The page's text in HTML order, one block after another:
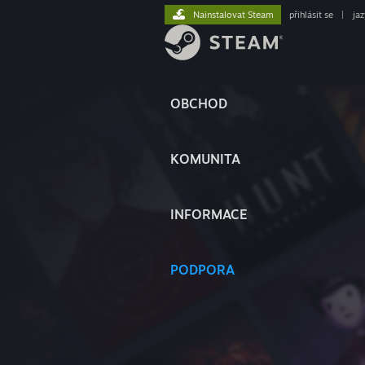
OBCHOD
KOMUNITA
INFORMACE
PODPORA
Nainstalovat Steam přihlásit se